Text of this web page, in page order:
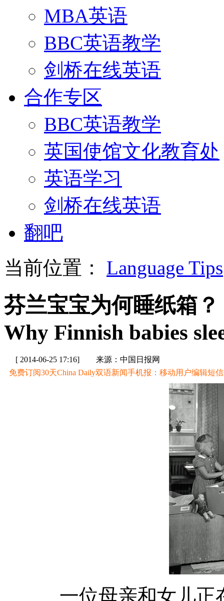
MBA英语
BBC英语教学
剑桥在线英语
合作专区
BBC英语教学
英国使馆文化教育处
英语学习
剑桥在线英语
翻吧
当前位置： Language Tips
芬兰宝宝为何睡纸箱？
Why Finnish babies
[ 2014-06-25 17:16]
来源：中国日报网
免费订阅30天China Daily双语新闻手机报：移动用户编辑短信
一位母亲和女儿正